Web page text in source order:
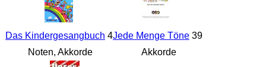
Das Kindergesangbuch 4
Noten, Akkorde
Jede Menge Töne39
Akkorde